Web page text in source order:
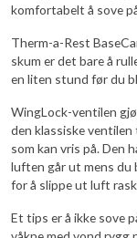
komfortabelt å sove
Therm-a-Rest
skum er det bare å
en liten stund før du
WingLock-ventilen
den klassiske
som kan vris på. Den
luften går ut mens du
for å slippe ut luft
Et tips er å ikke sove